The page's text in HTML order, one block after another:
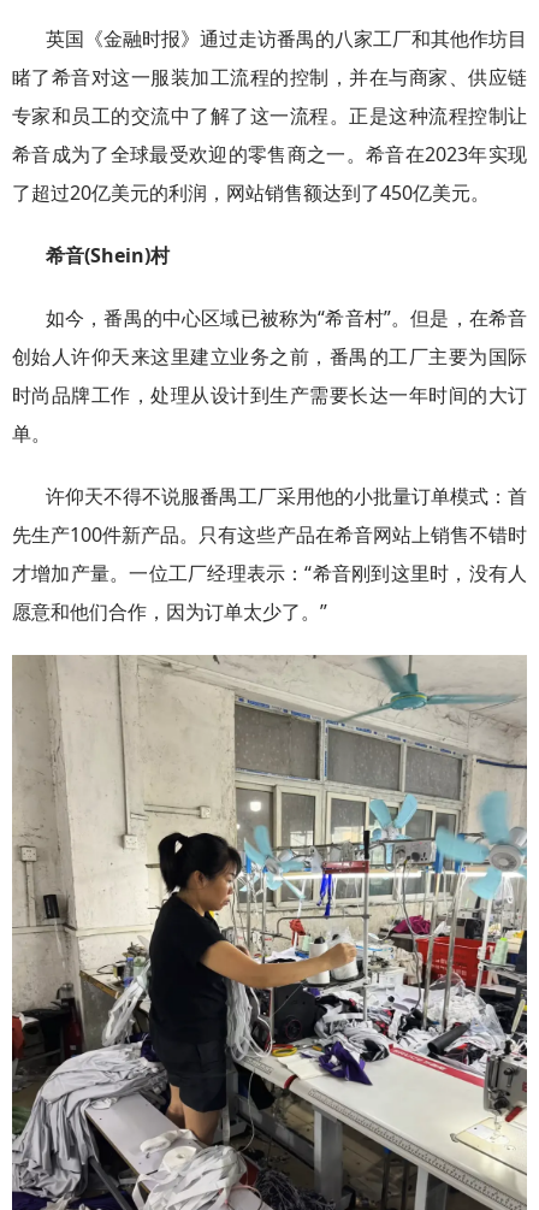
英国《金融时报》通过走访番禺的八家工厂和其他作坊目
睹了希音对这一服装加工流程的控制，并在与商家、供应链
专家和员工的交流中了解了这一流程。正是这种流程控制让
希音成为了全球最受欢迎的零售商之一。希音在2023年实现
了超过20亿美元的利润，网站销售额达到了450亿美元。
希音(Shein)村
如今，番禺的中心区域已被称为“希音村”。但是，在希音
创始人许仰天来这里建立业务之前，番禺的工厂主要为国际
时尚品牌工作，处理从设计到生产需要长达一年时间的大订
单。
许仰天不得不说服番禺工厂采用他的小批量订单模式：首
先生产100件新产品。只有这些产品在希音网站上销售不错时
才增加产量。一位工厂经理表示：“希音刚到这里时，没有人
愿意和他们合作，因为订单太少了。”